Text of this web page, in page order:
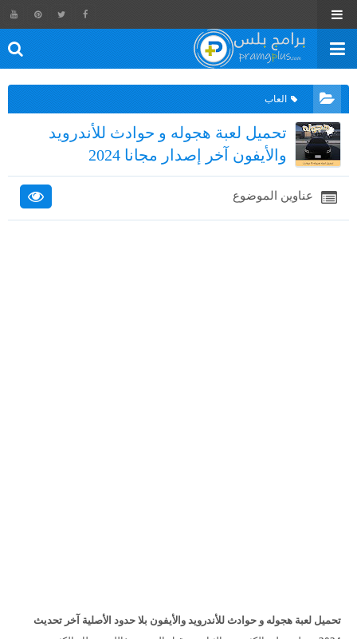
العاب
تحميل لعبة هجوله و حوادث للأندرويد
والأيفون آخر إصدار مجانا 2024
عناوين الموضوع
تحميل لعبة هجوله و حوادث للأندرويد والأيفون بلا حدود الأصلية آخر تحديث